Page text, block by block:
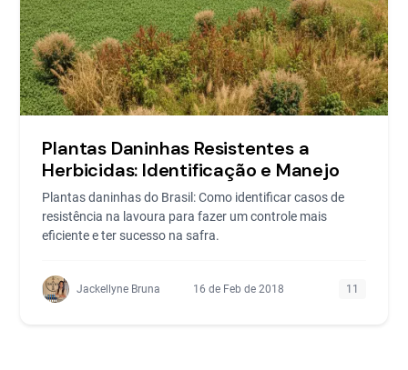
Plantas Daninhas Resistentes a
Herbicidas: Identificação e Manejo
Plantas daninhas do Brasil: Como identificar casos de
resistência na lavoura para fazer um controle mais
eficiente e ter sucesso na safra.
Jackellyne Bruna 16 de Feb de 2018 11